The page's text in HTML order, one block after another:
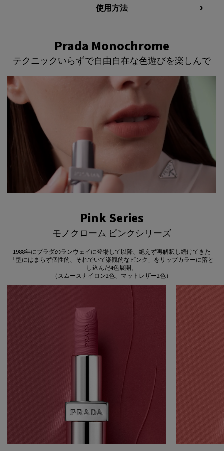
使用方法
Prada Monochrome<br>テクニックいらずで自由自在な色遊びを楽しんで
Prada Monochrome
テクニックいらずで自由自在な色遊びを楽しんで
Pink Series
モノクローム ピンクシリーズ
1988年にプラダのランウェイに登場して以降、絶えず再解釈し続けてきた
「型にはまらず個性的、それでいて楽観的なピンク」をリップカラーに落と
し込んだ4色展開。
（スムースナイロン2色、マットレザー2色）
Slide 2 of 2